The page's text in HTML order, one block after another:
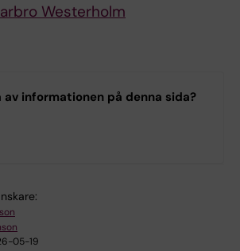
Westerholm
informationen på denna sida?
05-19